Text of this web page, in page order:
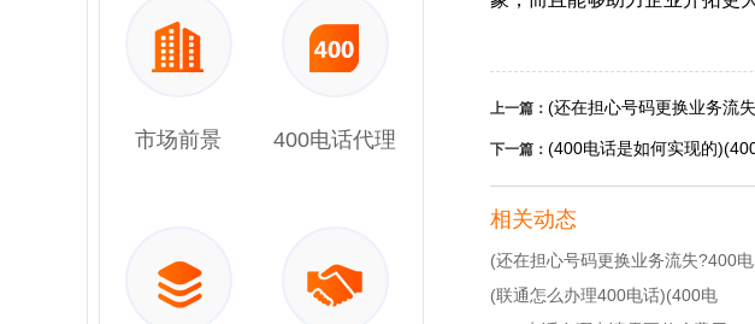
市场前景 400电话代理
上一篇： (还在担心号码更换业务流
下一篇： (400电话是如何实现的
相关动态
(还在担心号码更换业务流失?400电
(联通怎么办理400电话)(400电